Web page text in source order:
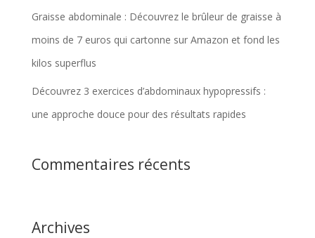
Graisse abdominale : Découvrez le brûleur de graisse à
moins de 7 euros qui cartonne sur Amazon et fond les
kilos superflus
Découvrez 3 exercices d’abdominaux hypopressifs :
une approche douce pour des résultats rapides
Commentaires récents
Archives